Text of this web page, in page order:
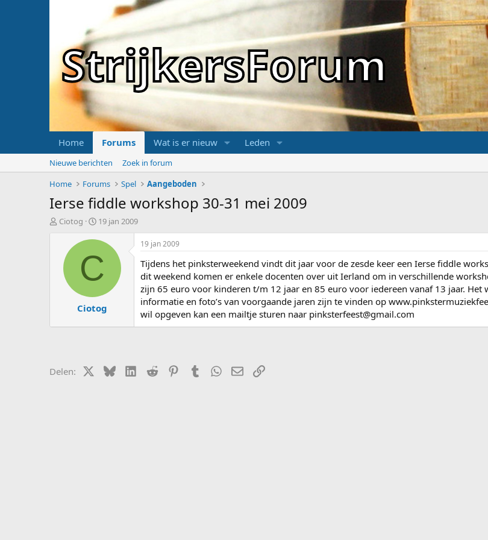
StrijkersForum
Home Forums Wat is er nieuw Leden
Nieuwe berichten
Zoek in forum
Home
Forums Spel Aangeboden
Ierse fiddle workshop 30-31 mei 2009
T
e
Ciotog
S
a
t
d
t
u
19 jan 2009
C
Ciotog
19 jan 2009
Tijdens het pinksterweekend vindt dit jaar voor de zesde keer een Ierse fiddle
dit weekend komen er enkele docenten over uit Ierland om in verschillende
zijn 65 euro voor kinderen t/m 12 jaar en 85 euro voor iedereen vanaf 13 jaar.
informatie en foto’s van voorgaande jaren zijn te vinden op
wil opgeven kan een mailtje sturen naar pinksterfeest@gmail.com
Delen: X (Twitter)
BlueskyLinkedIn
Reddit PinterestTumblrWhatsApp
E-mailLink